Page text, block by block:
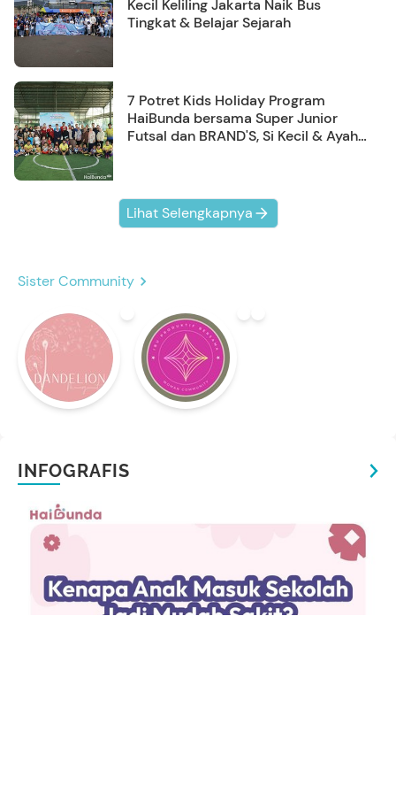
Bank
Discover Jakarta Day 2! Serunya Si
Kecil Keliling Jakarta Naik Bus
Tingkat & Belajar Sejarah
7 Potret Kids Holiday Program
HaiBunda bersama Super Junior
Lihat Selengkapnya
Sister Community
INFOGRAFIS